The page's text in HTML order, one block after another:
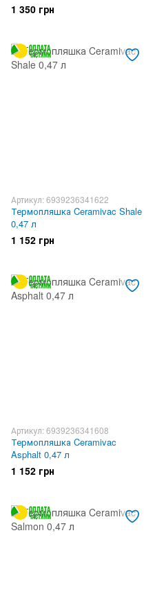
1 350 грн
Артикул: 6939236341622
Термопляшка Ceramivac Shale
0,47 л
1 152 грн
Артикул: 6939236341608
Термопляшка Ceramivac
Asphalt 0,47 л
1 152 грн